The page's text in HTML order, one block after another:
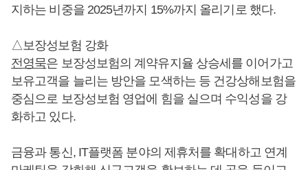
지하는 비중을 2025년까지 15%까지 올리기로 했다.
△보장성보험 강화
전영묵은 보장성보험의 계약유지율 상승세를 이어가고
보유고객을 늘리는 방안을 모색하는 등 건강상해보험을
중심으로 보장성보험 영업에 힘을 실으며 수익성을 강
화하고 있다.
금융과 통신, IT플랫폼 분야의 제휴처를 확대하고 연계